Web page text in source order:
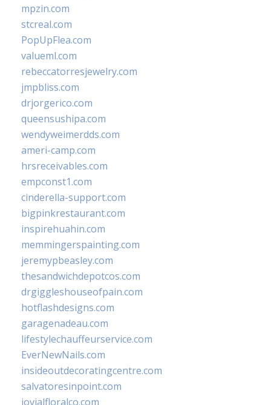
mpzin.com
stcreal.com
PopUpFlea.com
valueml.com
rebeccatorresjewelry.com
jmpbliss.com
drjorgerico.com
queensushipa.com
wendyweimerdds.com
ameri-camp.com
hrsreceivables.com
empconst1.com
cinderella-support.com
bigpinkrestaurant.com
inspirehuahin.com
memmingerspainting.com
jeremypbeasley.com
thesandwichdepotcos.com
drgiggleshouseofpain.com
hotflashdesigns.com
garagenadeau.com
lifestylechauffeurservice.com
EverNewNails.com
insideoutdecoratingcentre.com
salvatoresinpoint.com
jovialfloralco.com